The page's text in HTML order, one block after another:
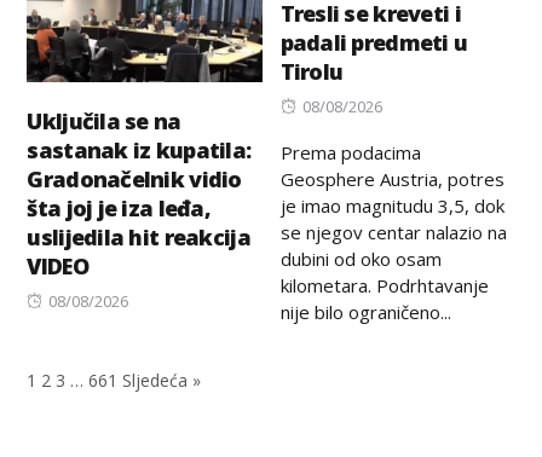
Uključila se na
sastanak iz kupatila:
Gradonačelnik vidio
šta joj je iza leđa,
uslijedila hit reakcija
VIDEO
Posted
08/08/2026
Tresli se kreveti i
padali predmeti u
Tirolu
Posted
08/08/2026
Prema podacima
Geosphere Austria, potres
je imao magnitudu 3,5, dok
se njegov centar nalazio na
dubini od oko osam
kilometara. Podrhtavanje
nije bilo ograničeno...
1 2 3 … 661 Sljedeća »